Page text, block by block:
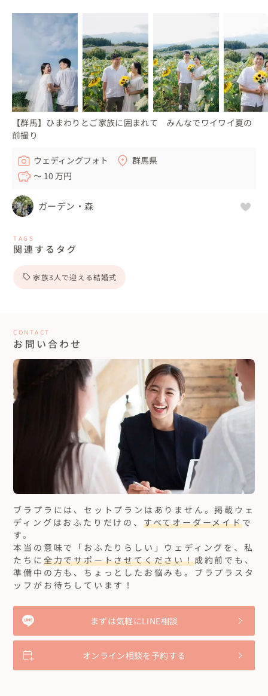
【群馬】ひまわりとご家族に囲まれて みんなでワイワイ夏の
前撮り
ウェディングフォト
群馬県
〜 10 万円
ガーデン・森
TAGS
関連するタグ
家族3人で迎える結婚式
CONTACT
お問い合わせ
ブラプラには、セットプランはありません。掲載ウェ
ディングはおふたりだけの、 すべてオーダーメイドで
す。
本当の意味で「おふたりらしい」ウェディングを、私
たちに 全力でサポートさせてください！成約前でも、
準備中の方も、ちょっとしたお悩みも。ブラプラスタ
ッフがお待ちしています！
まずは気軽にLINE相談
オンライン相談を予約する